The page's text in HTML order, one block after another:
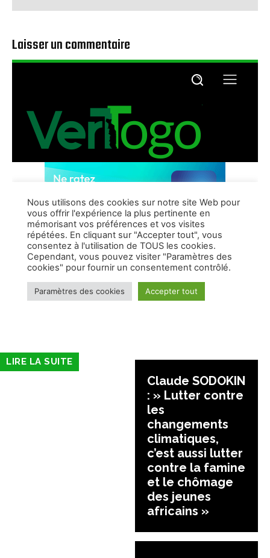
Laisser un commentaire
LIRE LA SUITE
Claude SODOKIN
: » Lutter contre
les
changements
climatiques,
c’est aussi lutter
contre la famine
et le chômage
des jeunes
africains »